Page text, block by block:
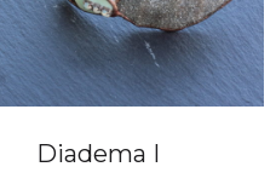
Diadema I